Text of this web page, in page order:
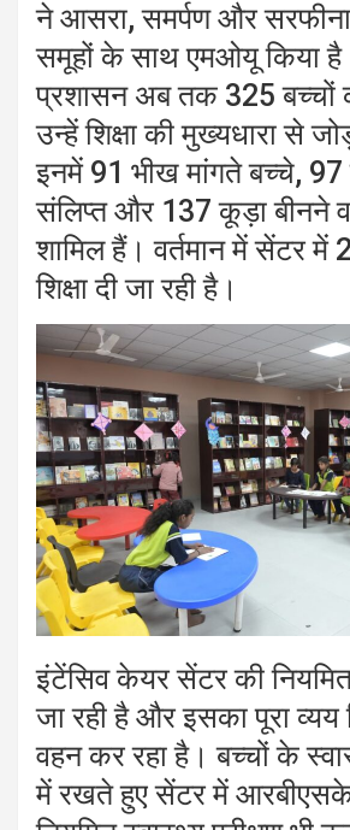
ने आसरा, समर्पण और
समूहों के साथ एमओयू किया
प्रशासन अब तक 325 बच्चों
उन्हें शिक्षा की मुख्यधारा से
इनमें 91 भीख मांगते बच्चे, 97
संलिप्त और 137 कूड़ा बीनने
शामिल हैं। वर्तमान में सेंटर में
शिक्षा दी जा रही है।
इंटेंसिव केयर सेंटर की नियमित
जा रही है और इसका पूरा
वहन कर रहा है। बच्चों के
में रखते हुए सेंटर में आरबीएसके